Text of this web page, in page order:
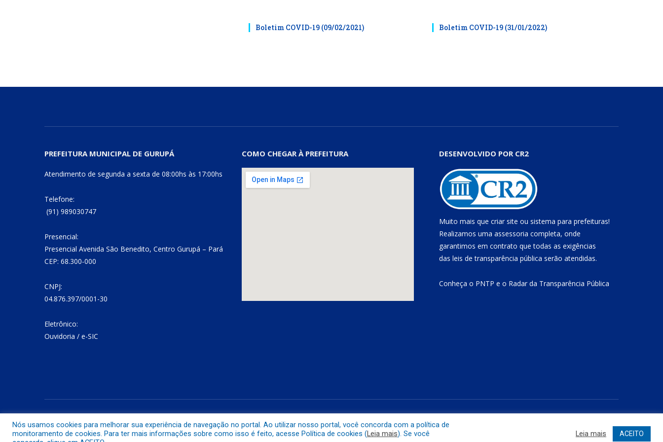
Boletim COVID-19 (09/02/2021) Boletim COVID-19 (31/01/2022)
PREFEITURA MUNICIPAL DE GURUPÁ
Atendimento de segunda a sexta de 08:00hs às 17:00hs
Telefone:
(91) 989030747
Presencial:
Presencial Avenida São Benedito, Centro Gurupá – Pará
CEP: 68.300-000
CNPJ:
04.876.397/0001-30
Eletrônico:
Ouvidoria / e-SIC
COMO CHEGAR À PREFEITURA DESENVOLVIDO POR CR2
Muito mais que criar site ou sistema para prefeituras!
Realizamos uma assessoria completa, onde
garantimos em contrato que todas as exigências
das leis de transparência pública serão atendidas.
Conheça o PNTP e o Radar da Transparência Pública
Nós usamos cookies para melhorar sua experiência de navegação no portal. Ao utilizar nosso portal, você concorda com a política de
monitoramento de cookies. Para ter mais informações sobre como isso é feito, acesse Política de cookies (Leia mais). Se você
Leia mais ACEITO